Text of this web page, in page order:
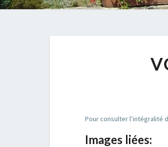
Pour consulter l’intégralité
Images liées: